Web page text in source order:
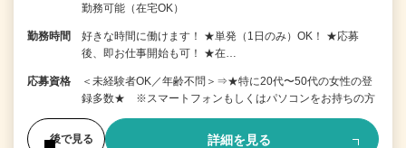
勤務可能（在宅OK）
勤務時間
好きな時間に働けます！ ★単発（1日のみ）OK！ ★応募
後、即お仕事開始も可！ ★在…
応募資格
＜未経験者OK／年齢不問＞⇒★特に20代〜50代の女性の登
録多数★ ※スマートフォンもしくはパソコンをお持ちの方
後で見る 詳細を見る